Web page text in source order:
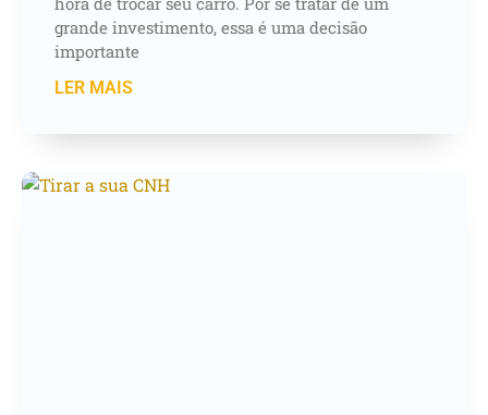
grande investimento, essa é uma decisão
importante
LER MAIS